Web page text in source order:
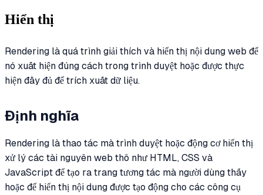
Hiển thị
Rendering là quá trình giải thích và hiển thị nội dung web để
nó xuất hiện đúng cách trong trình duyệt hoặc được thực
hiện đầy đủ để trích xuất dữ liệu.
Định nghĩa
Rendering là thao tác mà trình duyệt hoặc động cơ hiển thị
xử lý các tài nguyên web thô như HTML, CSS và
JavaScript để tạo ra trang tương tác mà người dùng thấy
hoặc để hiển thị nội dung được tạo động cho các công cụ